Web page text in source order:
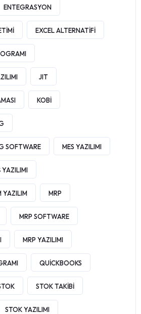
ENTEGRASYON
EXCEL ALTERNATIFI
JIT
KOBI
SOFTWARE MES YAZILIMI
YAZILIMI
YAZILIM MRP
MRP SOFTWARE
MRP YAZILIMI
QUICKBOOKS
STOK TAKIBI
STOK YAZILIMI